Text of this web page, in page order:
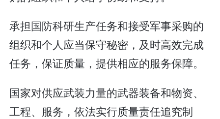
承担国防科研生产任务和接受军事采购的
组织和个人应当保守秘密，及时高效完成
任务，保证质量，提供相应的服务保障。
国家对供应武装力量的武器装备和物资、
工程、服务，依法实行质量责任追究制